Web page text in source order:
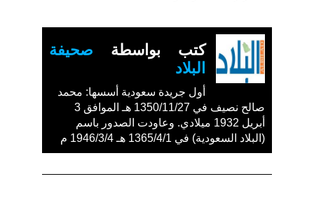
كتب بواسطة صحيفة
البلاد
أول جريدة سعودية أسسها: محمد
صالح نصيف في 1350/11/27 هـ الموافق 3
أبريل 1932 ميلادي. وعاودت الصدور باسم
(البلاد السعودية) في 1365/4/1 هـ 1946/3/4 م